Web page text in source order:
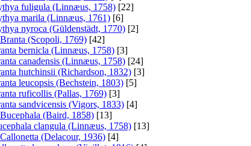
fuligula (Linnæus, 1758) [22]
marila (Linnæus, 1761) [6]
nyroca (Güldenstädt, 1770) [2]
(Scopoli, 1769) [42]
bernicla (Linnæus, 1758) [3]
canadensis (Linnæus, 1758) [24]
hutchinsii (Richardson, 1832) [3]
leucopsis (Bechstein, 1803) [5]
ruficollis (Pallas, 1769) [3]
sandvicensis (Vigors, 1833) [4]
(Baird, 1858) [13]
clangula (Linnæus, 1758) [13]
(Delacour, 1936) [4]